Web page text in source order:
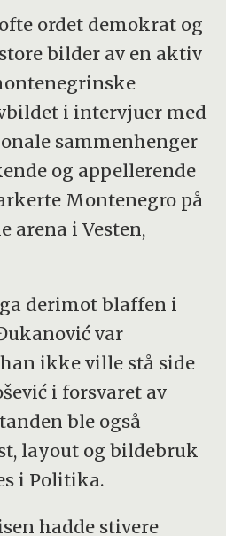
ordet demokrat og
bilder av en aktiv
i intervjuer med
sammenhenger
og appellerende
Montenegro på
arena i Vesten,
derimot blaffen i
var
ikke ville stå side
i forsvaret av
ble også
layout og bildebruk
i Politika.
hadde stivere